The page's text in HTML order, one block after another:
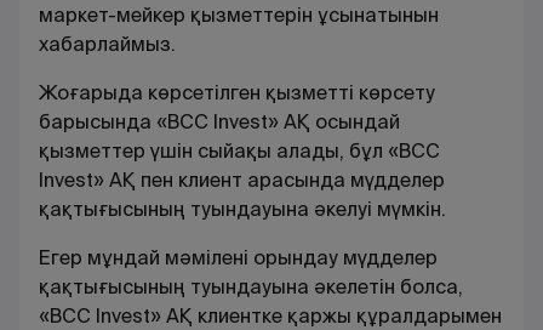
маркет-мейкер қызметтерін ұсынатынын
хабарлаймыз.
Жоғарыда көрсетілген қызметті көрсету
барысында «BCC Invest» АҚ осындай
қызметтер үшін сыйақы алады, бұл «BCC
Invest» АҚ пен клиент арасында мүдделер
қақтығысының туындауына әкелуі мүмкін.
Егер мұндай мәмілені орындау мүдделер
қақтығысының туындауына әкелетін болса,
«BCC Invest» АҚ клиентке қаржы құралдарымен